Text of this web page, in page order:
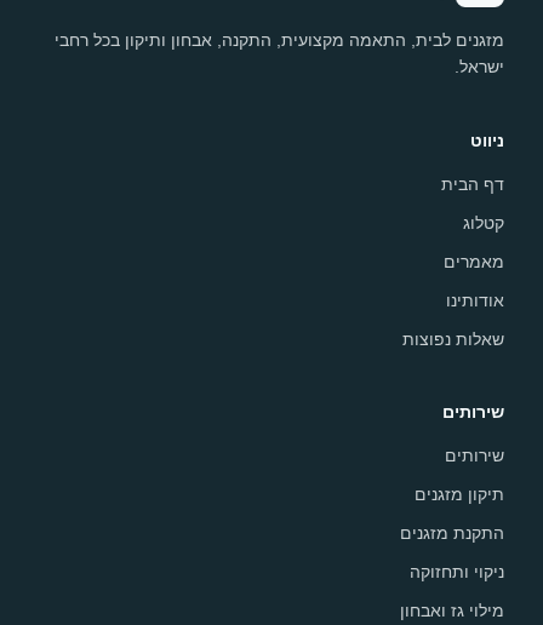
מזגנים לבית, התאמה מקצועית, התקנה, אבחון ותיקון בכל רחבי
ישראל.
ניווט
דף הבית
קטלוג
מאמרים
אודותינו
שאלות נפוצות
שירותים
שירותים
תיקון מזגנים
התקנת מזגנים
ניקוי ותחזוקה
מילוי גז ואבחון